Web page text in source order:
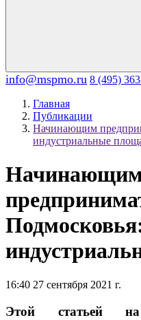
info@mspmo.ru 8 (495)
Главная
Публикации
Начинающим
индустриальные
16:40 27 сентября 2021 г.
Этой статьей